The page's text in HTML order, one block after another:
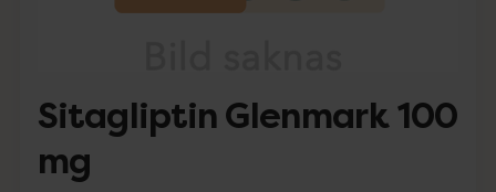
Sitagliptin Glenmark 100
mg